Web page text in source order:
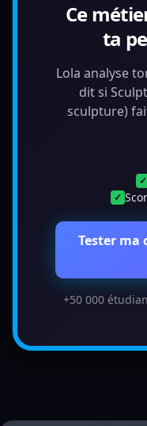
Ce
ta
Lola analyse
dit si
sculpture)
✓
✓
Tester ma
+50 000